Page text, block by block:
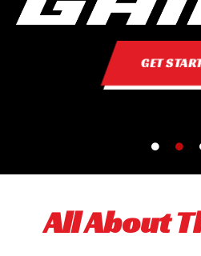
GET
All About